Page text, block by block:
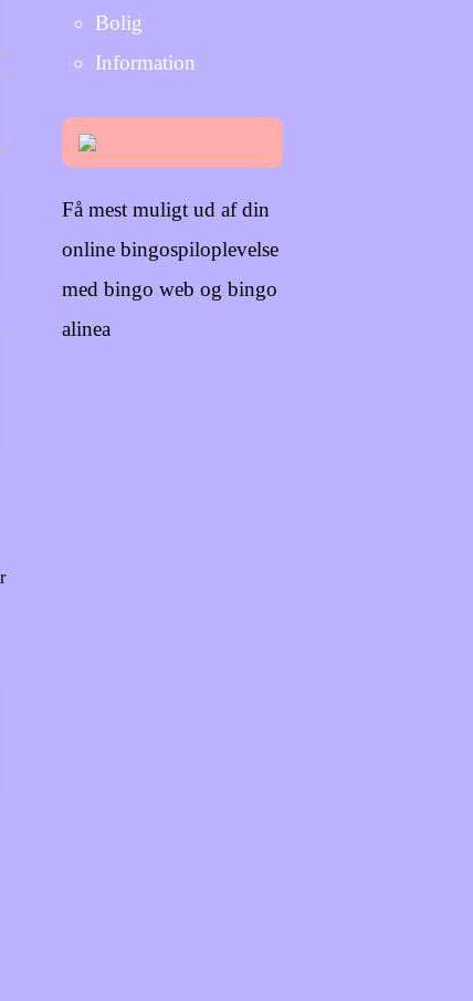
Bolig
Information
Få mest muligt ud af din
online bingospiloplevelse
med bingo web og bingo
alinea